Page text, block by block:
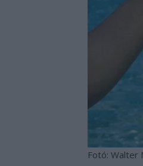
Fotó: Walter